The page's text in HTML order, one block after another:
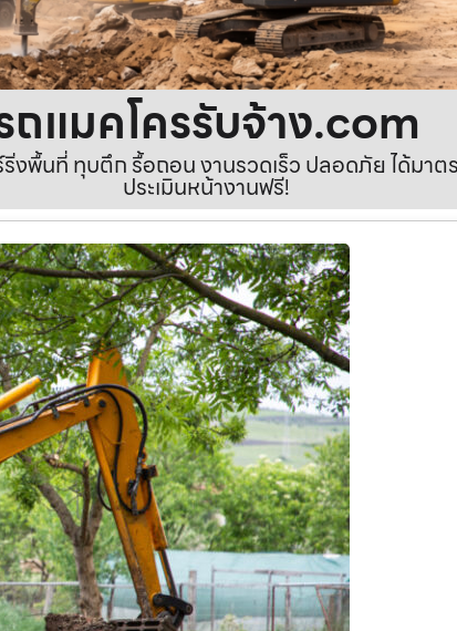
ถแมคโครรับจ้าง.com
งพื้นที่ ทุบตึก รื้อถอน งานรวดเร็ว ปลอดภัย ได้มาต
ประเมินหน้างานฟรี!